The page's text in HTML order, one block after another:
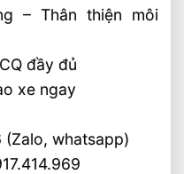
– Thân thiện môi
đầy đủ
xe ngay
whatsapp)